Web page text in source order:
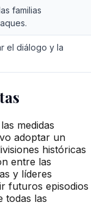
familias
el diálogo y la
medidas
adoptar un
históricas
entre las
y líderes
futuros episodios
todas las